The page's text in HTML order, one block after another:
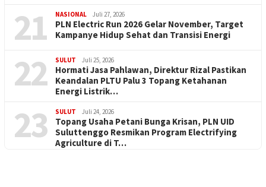
21 NASIONAL Juli 27, 2026
PLN Electric Run 2026 Gelar November, Target
Kampanye Hidup Sehat dan Transisi Energi
22 SULUT Juli 25, 2026
Hormati Jasa Pahlawan, Direktur Rizal Pastikan
Keandalan PLTU Palu 3 Topang Ketahanan
Energi Listrik…
23 SULUT Juli 24, 2026
Topang Usaha Petani Bunga Krisan, PLN UID
Suluttenggo Resmikan Program Electrifying
Agriculture di T…